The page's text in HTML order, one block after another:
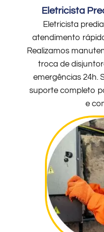
Eletricista
Eletricista
atendimento
Realizamos
troca de
emergências 24h.
suporte completo
e